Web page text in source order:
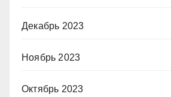
Декабрь 2023
Ноябрь 2023
Октябрь 2023